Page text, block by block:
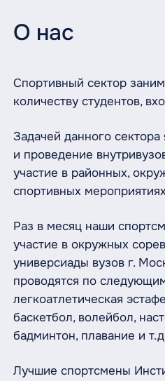
О нас
Спортивный сектор
количеству студентов,
Задачей данного сектора
и проведение
участие в районных,
спортивных
Раз в месяц наши
участие в окружных
универсиады вузов г.
проводятся по
легкоатлетическая
баскетбол, волейбол,
бадминтон, плавание и
Лучшие спортсмены